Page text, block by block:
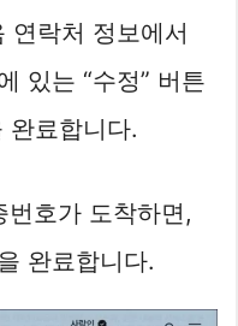
연락처 정보에서
있는 “수정” 버튼
완료합니다.
호가 도착하면,
완료합니다.